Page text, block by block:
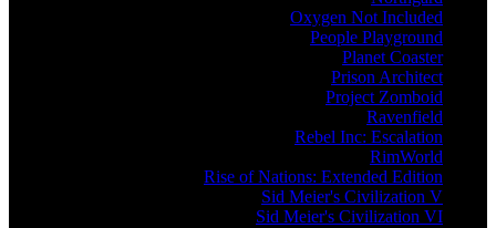
Oxygen Not Included
People Playground
Planet Coaster
Prison Architect
Project Zomboid
Ravenfield
Rebel Inc: Escalation
RimWorld
Rise of Nations: Extended Edition
Sid Meier's Civilization V
Sid Meier's Civilization VI